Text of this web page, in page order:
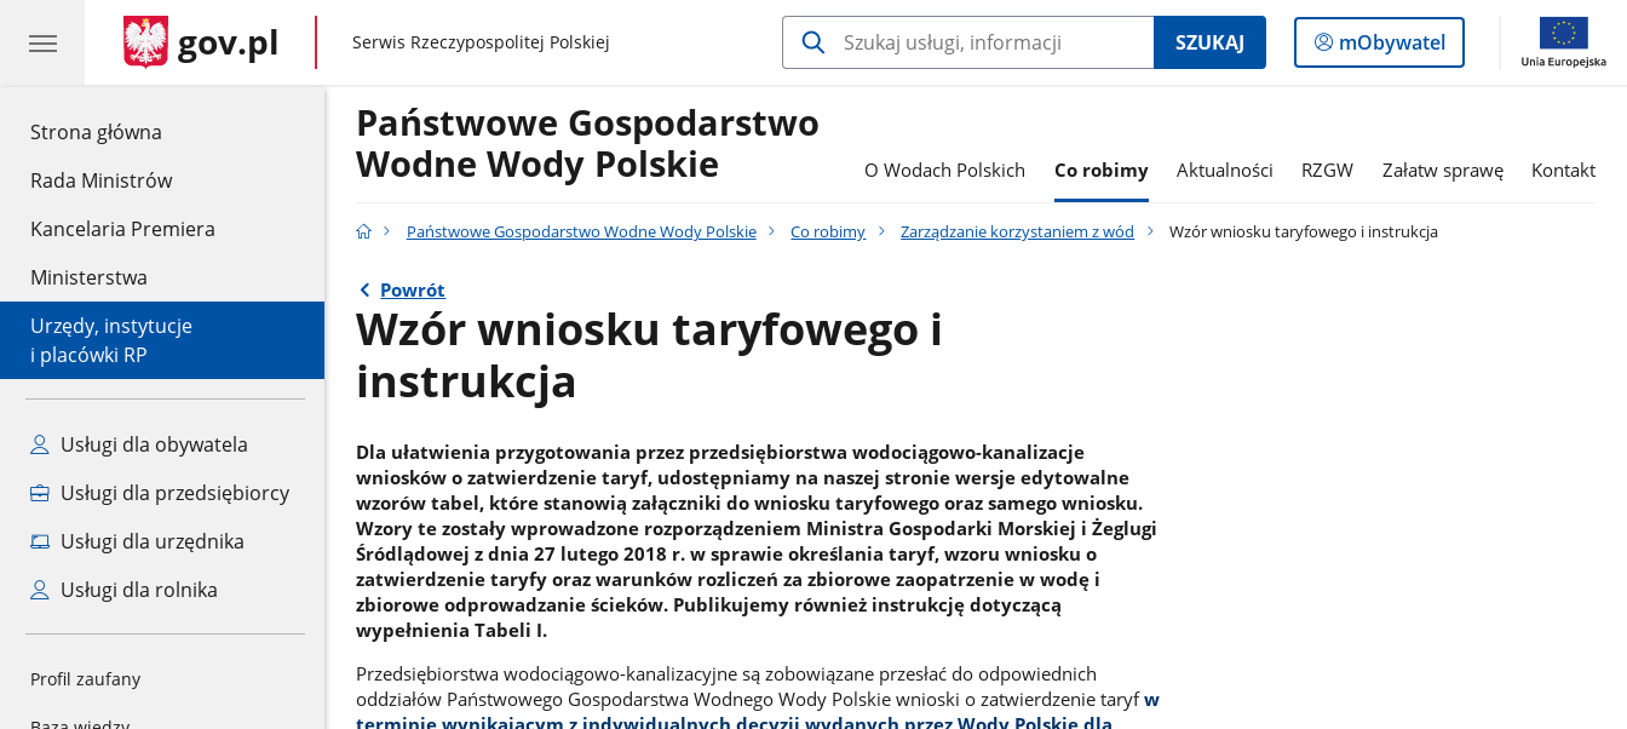
Strona główna
Rada Ministrów
Kancelaria Premiera
Ministerstwa
Urzędy, instytucje
i placówki RP
Usługi dla obywatela
Usługi dla przedsiębiorcy
Usługi dla urzędnika
Usługi dla rolnika
Profil zaufany
gov.pl gov.pl
Serwis Rzeczypospolitej Polskiej SZUKAJ
Logowanie
do
mObywatel
Państwowe Gospodarstwo
Wodne Wody Polskie
O Wodach Polskich Co robimy Aktualności RZGW Załatw sprawę Kontakt
Państwowe Gospodarstwo Wodne Wody Polskie Co robimy Zarządzanie korzystaniem z wód Wzór wniosku taryfowego i instrukcja
Powrót
Wzór wniosku taryfowego i
instrukcja
Dla ułatwienia przygotowania przez przedsiębiorstwa wodociągowo-kanalizacje
wniosków o zatwierdzenie taryf, udostępniamy na naszej stronie wersje edytowalne
wzorów tabel, które stanowią załączniki do wniosku taryfowego oraz samego wniosku.
Wzory te zostały wprowadzone rozporządzeniem Ministra Gospodarki Morskiej i Żeglugi
Śródlądowej z dnia 27 lutego 2018 r. w sprawie określania taryf, wzoru wniosku o
zatwierdzenie taryfy oraz warunków rozliczeń za zbiorowe zaopatrzenie w wodę i
zbiorowe odprowadzanie ścieków. Publikujemy również instrukcję dotyczącą
wypełnienia Tabeli I.
Przedsiębiorstwa wodociągowo-kanalizacyjne są zobowiązane przesłać do odpowiednich
oddziałów Państwowego Gospodarstwa Wodnego Wody Polskie wnioski o zatwierdzenie taryfw